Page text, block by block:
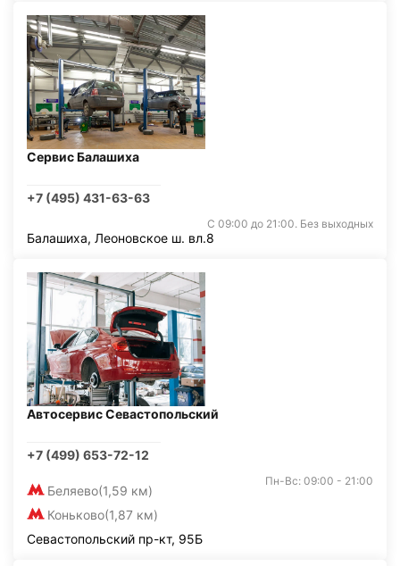
Сервис Балашиха
+7 (495) 431-63-63
С 09:00 до 21:00. Без выходных
Балашиха, Леоновское ш. вл.8
Автосервис Севастопольский
+7 (499) 653-72-12
Беляево(1,59 км)
Коньково(1,87 км)
Пн-Вс: 09:00 - 21:00
Севастопольский пр-кт, 95Б